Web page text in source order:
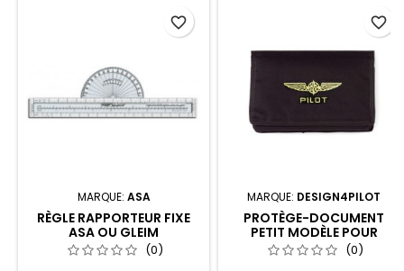
MARQUE: ASA
RÈGLE RAPPORTEUR FIXE
ASA OU GLEIM
(0)
favorite_border
MARQUE: DESIGN4PILOT
PROTÈGE-DOCUMENT
PETIT MODÈLE POUR
CARNET DE VOL ULM-
BALLON
(0)
favorite_border